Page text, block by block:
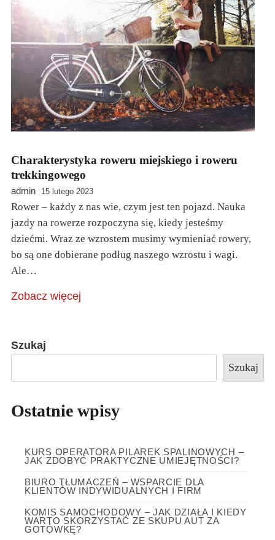
Charakterystyka roweru miejskiego i roweru
trekkingowego
admin 15 lutego 2023
Rower – każdy z nas wie, czym jest ten pojazd. Nauka
jazdy na rowerze rozpoczyna się, kiedy jesteśmy
dziećmi. Wraz ze wzrostem musimy wymieniać rowery,
bo są one dobierane podług naszego wzrostu i wagi.
Ale…
Zobacz więcej
Szukaj
Szukaj
Ostatnie wpisy
KURS OPERATORA PILAREK SPALINOWYCH –
JAK ZDOBYĆ PRAKTYCZNE UMIEJĘTNOŚCI?
BIURO TŁUMACZEŃ – WSPARCIE DLA
KLIENTÓW INDYWIDUALNYCH I FIRM
KOMIS SAMOCHODOWY – JAK DZIAŁA I KIEDY
WARTO SKORZYSTAĆ ZE SKUPU AUT ZA
GOTÓWKĘ?